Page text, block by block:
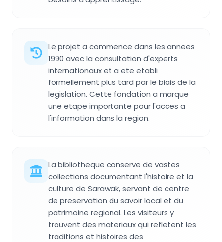
Le projet a commence dans les annees
1990 avec la consultation d'experts
internationaux et a ete etabli
formellement plus tard par le biais de la
legislation. Cette fondation a marque
une etape importante pour l'acces a
l'information dans la region.
La bibliotheque conserve de vastes
collections documentant l'histoire et la
culture de Sarawak, servant de centre
de preservation du savoir local et du
patrimoine regional. Les visiteurs y
trouvent des materiaux qui refletent les
traditions et histoires des